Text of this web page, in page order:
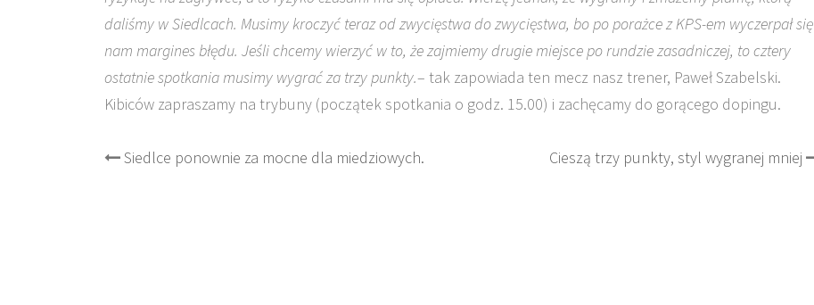
daliśmy w Siedlcach. Musimy kroczyć teraz od zwycięstwa do zwycięstwa, bo po porażce z KPS-em wyczerpał się
nam margines błędu. Jeśli chcemy wierzyć w to, że zajmiemy drugie miejsce po rundzie zasadniczej, to cztery
ostatnie spotkania musimy wygrać za trzy punkty.– tak zapowiada ten mecz nasz trener, Paweł Szabelski.
Kibiców zapraszamy na trybuny (początek spotkania o godz. 15.00) i zachęcamy do gorącego dopingu.
Post
Siedlce ponownie za mocne dla miedziowych. Cieszą trzy punkty, styl wygranej mniej